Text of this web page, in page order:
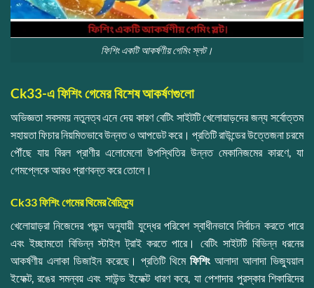
ফিশিং একটি আকর্ষণীয় গেমিং স্লট।
Ck33-এ ফিশিং গেমের বিশেষ আকর্ষণগুলো
অভিজ্ঞতা সবসময় নতুনত্ব এনে দেয় কারণ বেটিং সাইটটি খেলোয়াড়দের জন্য সর্বোত্তম
সহায়তা ফিচার নিয়মিতভাবে উন্নত ও আপডেট করে। প্রতিটি রাউন্ডের উত্তেজনা চরমে
পৌঁছে যায় বিরল প্রাণীর এলোমেলো উপস্থিতির উন্নত মেকানিজমের কারণে, যা
গেমপ্লেকে আরও প্রাণবন্ত করে তোলে।
Ck33 ফিশিং গেমের থিমের বৈচিত্র্য
খেলোয়াড়রা নিজেদের পছন্দ অনুযায়ী যুদ্ধের পরিবেশ স্বাধীনভাবে নির্বাচন করতে পারে
এবং ইচ্ছামতো বিভিন্ন স্টাইল ট্রাই করতে পারে। বেটিং সাইটটি বিভিন্ন ধরনের
আকর্ষণীয় এলাকা ডিজাইন করেছে। প্রতিটি থিমে ফিশিংআলাদা আলাদা ভিজ্যুয়াল
ইফেক্ট, রঙের সমন্বয় এবং সাউন্ড ইফেক্ট ধারণ করে, যা পেশাদার পুরস্কার শিকারিদের